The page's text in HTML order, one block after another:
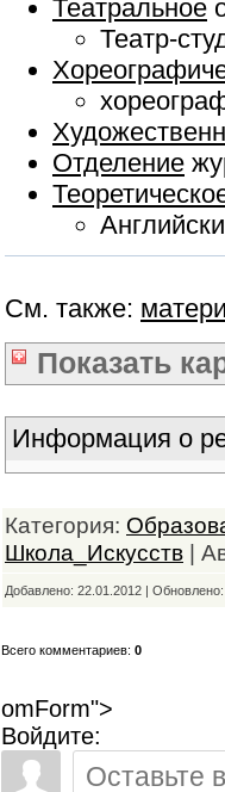
Театральное
Театр-
Отделение
См. также:
Показать
Информация о
Категория:
Школа_Искусств |
Добавлено: 22.01.2012 |
Всего комментариев: 0
omForm">
Войдите: